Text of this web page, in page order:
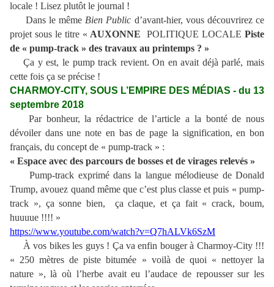
locale ! Lisez plutôt le journal !
Dans le même Bien Public d’avant-hier, vous découvrirez ce
projet sous le titre « AUXONNE POLITIQUE LOCALEPiste
de « pump-track » des travaux au printemps ? »
Ça y est, le pump track revient. On en avait déjà parlé, mais
cette fois ça se précise !
CHARMOY-CITY, SOUS L’EMPIRE DES MÉDIAS - du 13
septembre 2018
Par bonheur, la rédactrice de l’article a la bonté de nous
dévoiler dans une note en bas de page la signification, en bon
français, du concept de « pump-track » :
« Espace avec des parcours de bosses et de virages relevés »
Pump-track exprimé dans la langue mélodieuse de Donald
Trump, avouez quand même que c’est plus classe et puis « pump-
track », ça sonne bien, ça claque, et ça fait « crack, boum,
huuuue !!!! »
https://www.youtube.com/watch?v=Q7hALVk6SzM
À vos bikes les guys ! Ça va enfin bouger à Charmoy-City !!!
« 250 mètres de piste bitumée » voilà de quoi « nettoyer la
nature », là où l’herbe avait eu l’audace de repousser sur les